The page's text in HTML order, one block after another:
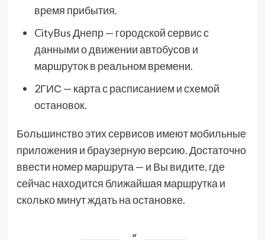
время прибытия.
CityBus Днепр — городской сервис с
данными о движении автобусов и
маршруток в реальном времени.
2ГИС — карта с расписанием и схемой
остановок.
Большинство этих сервисов имеют мобильные
приложения и браузерную версию. Достаточно
ввести номер маршрута — и Вы видите, где
сейчас находится ближайшая маршрутка и
сколько минут ждать на остановке.